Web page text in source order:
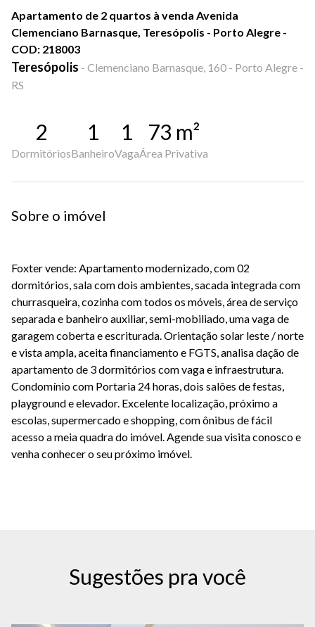
Apartamento de 2 quartos à venda Avenida
Clemenciano Barnasque, Teresópolis - Porto Alegre -
COD: 218003
Teresópolis - Clemenciano Barnasque, 160 - Porto Alegre -
RS
2
Dormitórios
1
Banheiro
1
Vaga
73 m²
Área Privativa
Sobre o imóvel
Foxter vende: Apartamento modernizado, com 02
dormitórios, sala com dois ambientes, sacada integrada com
churrasqueira, cozinha com todos os móveis, área de serviço
separada e banheiro auxiliar, semi-mobiliado, uma vaga de
garagem coberta e escriturada. Orientação solar leste / norte
e vista ampla, aceita financiamento e FGTS, analisa dação de
apartamento de 3 dormitórios com vaga e infraestrutura.
Condomínio com Portaria 24 horas, dois salões de festas,
playground e elevador. Excelente localização, próximo a
escolas, supermercado e shopping, com ônibus de fácil
acesso a meia quadra do imóvel. Agende sua visita conosco e
venha conhecer o seu próximo imóvel.
Sugestões pra você